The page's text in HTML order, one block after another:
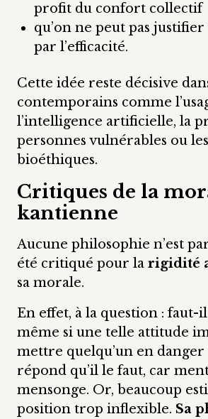
profit du confort collectif
qu’on ne peut pas
par l’efficacité.
Cette idée reste décisive
contemporains comme
l’intelligence artificielle, la
personnes vulnérables ou
bioéthiques.
Critiques de la
kantienne
Aucune philosophie n’est
été critiqué pour la rigidité
sa morale.
En effet, à la question :
même si une telle attitude
mettre quelqu’un en danger
répond qu’il le faut, car
mensonge. Or, beaucoup
position trop inflexible. Sa